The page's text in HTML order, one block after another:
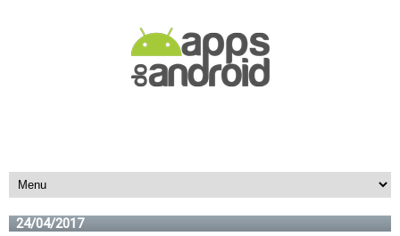
24/04/2017